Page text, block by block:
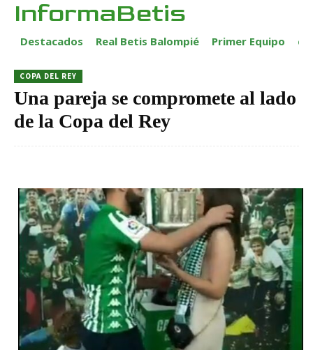
InformaBetis
Destacados Real Betis Balompié Primer Equipo
COPA DEL REY
Una pareja se compromete al lado
de la Copa del Rey